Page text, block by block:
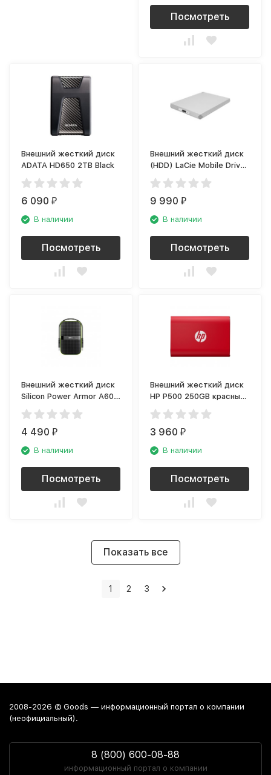
Посмотреть
Внешний жесткий диск
ADATA HD650 2TB Black
6 090₽
В наличии
Посмотреть
Внешний жесткий диск
(HDD) LaCie Mobile Drive
2TB (STHG2000400)
Silver
9 990₽
В наличии
Посмотреть
Внешний жесткий диск
Silicon Power Armor A60
Green
(SP010TBPHDA60S3K)
4 490₽
В наличии
Посмотреть
Внешний жесткий диск
HP P500 250GB красный
(7PD49AA)
3 960₽
В наличии
Посмотреть
Показать все
1 2 3
2008-2026 © Goods — информационный портал о компании
(неофициальный).
8 (800) 600-08-88
информационный портал о компании